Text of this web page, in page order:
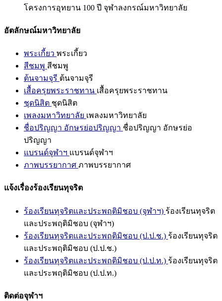
โครงการอุทยาน 100 ปี จุฬาลงกรณ์มหาวิทยาลัย
อัตลักษณ์มหาวิทยาลัย
พระเกี้ยว พระเกี้ยว
สีชมพู สีชมพู
ต้นจามจุรี ต้นจามจุรี
เสื้อครุยพระราชทาน เสื้อครุยพระราชทาน
ชุดนิสิต ชุดนิสิต
เพลงมหาวิทยาลัย เพลงมหาวิทยาลัย
ชื่อปริญญา อักษรย่อปริญญา ชื่อปริญญา อักษรย่อ
ปริญญา
แบรนด์จุฬาฯ แบรนด์จุฬาฯ
ภาพบรรยากาศ ภาพบรรยากาศ
แจ้งเรื่องร้องเรียนทุจริต
ร้องเรียนทุจริตและประพฤติมิชอบ (จุฬาฯ) ร้องเรียนทุจริต
และประพฤติมิชอบ (จุฬาฯ)
ร้องเรียนทุจริตและประพฤติมิชอบ (ป.ป.ช.) ร้องเรียนทุจริต
และประพฤติมิชอบ (ป.ป.ช.)
ร้องเรียนทุจริตและประพฤติมิชอบ (ป.ป.ท.) ร้องเรียนทุจริต
และประพฤติมิชอบ (ป.ป.ท.)
ติดต่อจุฬาฯ